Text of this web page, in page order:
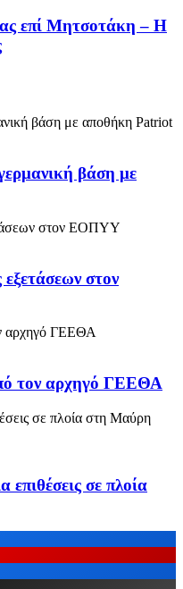
επί Μητσοτάκη – Η
βάση με
στον
τον αρχηγό ΓΕΕΘΑ
σε πλοία